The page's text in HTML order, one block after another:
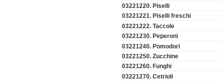
03221220. Piselli
03221221. Piselli freschi
03221222. Taccole
03221230. Peperoni
03221240. Pomodori
03221250. Zucchine
03221260. Funghi
03221270. Cetrioli